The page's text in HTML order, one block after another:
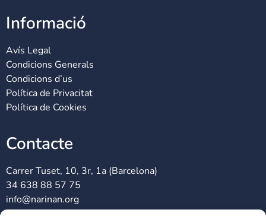
Informació
Avís Legal
Condicions Generals
Condicions d’us
Política de Privacitat
Política de Cookies
Contacte
Carrer Tuset, 10, 3r, 1a (Barcelona)
34 638 88 57 75
info@narinan.org